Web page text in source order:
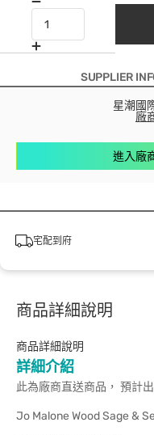
SUPPLIER
星潮國
廠
進入廠
宅配到府
商品詳細說明
商品詳細說明
詳細介紹
此為廠商直送商品， 預計
Jo Malone Wood Sage &